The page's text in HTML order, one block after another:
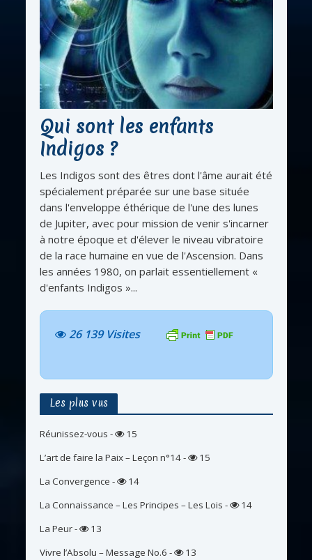
Qui sont les enfants
Indigos ?
Les Indigos sont des êtres dont l'âme aurait été
spécialement préparée sur une base située
dans l'enveloppe éthérique de l'une des lunes
de Jupiter, avec pour mission de venir s'incarner
à notre époque et d'élever le niveau vibratoire
de la race humaine en vue de l'Ascension. Dans
les années 1980, on parlait essentiellement «
d'enfants Indigos »...
26 139 Visites
Les plus vus
Réunissez-vous -
15
L’art de faire la Paix – Leçon n°14-
15
La Convergence -
14
La Connaissance – Les Principes – Les Lois -
14
La Peur-
13
Vivre l’Absolu – Message No.6 -
13